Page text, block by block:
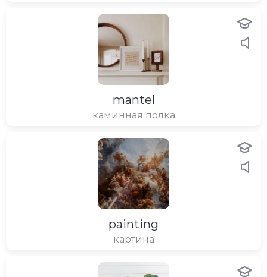
mantel
каминная полка
painting
картина